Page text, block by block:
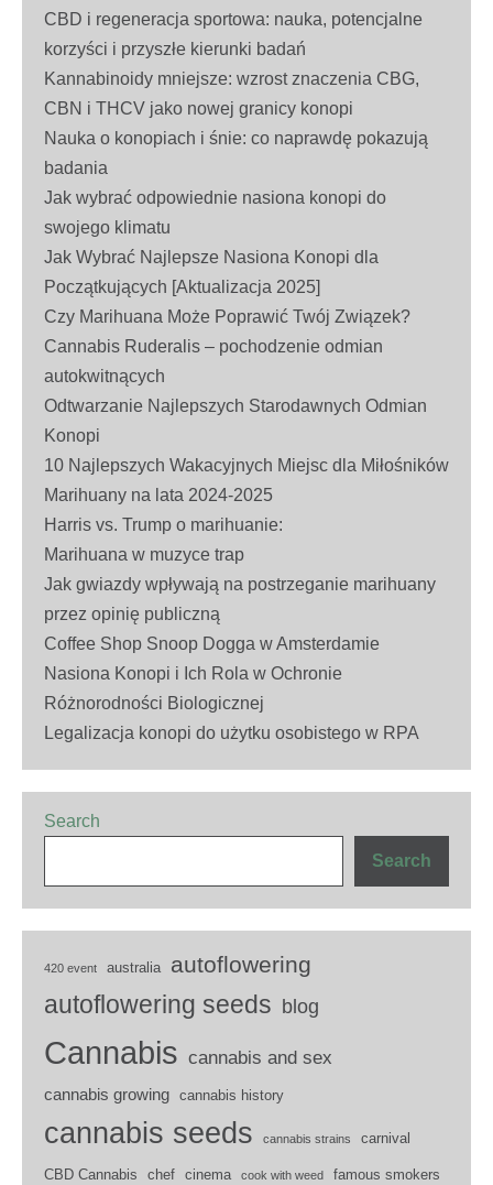
CBD i regeneracja sportowa: nauka, potencjalne
korzyści i przyszłe kierunki badań
Kannabinoidy mniejsze: wzrost znaczenia CBG,
CBN i THCV jako nowej granicy konopi
Nauka o konopiach i śnie: co naprawdę pokazują
badania
Jak wybrać odpowiednie nasiona konopi do
swojego klimatu
Jak Wybrać Najlepsze Nasiona Konopi dla
Początkujących [Aktualizacja 2025]
Czy Marihuana Może Poprawić Twój Związek?
Cannabis Ruderalis – pochodzenie odmian
autokwitnących
Odtwarzanie Najlepszych Starodawnych Odmian
Konopi
10 Najlepszych Wakacyjnych Miejsc dla Miłośników
Marihuany na lata 2024-2025
Harris vs. Trump o marihuanie:
Marihuana w muzyce trap
Jak gwiazdy wpływają na postrzeganie marihuany
przez opinię publiczną
Coffee Shop Snoop Dogga w Amsterdamie
Nasiona Konopi i Ich Rola w Ochronie
Różnorodności Biologicznej
Legalizacja konopi do użytku osobistego w RPA
Search
Search
420 event australia autoflowering
autoflowering seeds blog
Cannabis cannabis and sex
cannabis growing cannabis history
cannabis seeds cannabis strains carnival
CBD Cannabis chef cinema cook with weed famous smokers